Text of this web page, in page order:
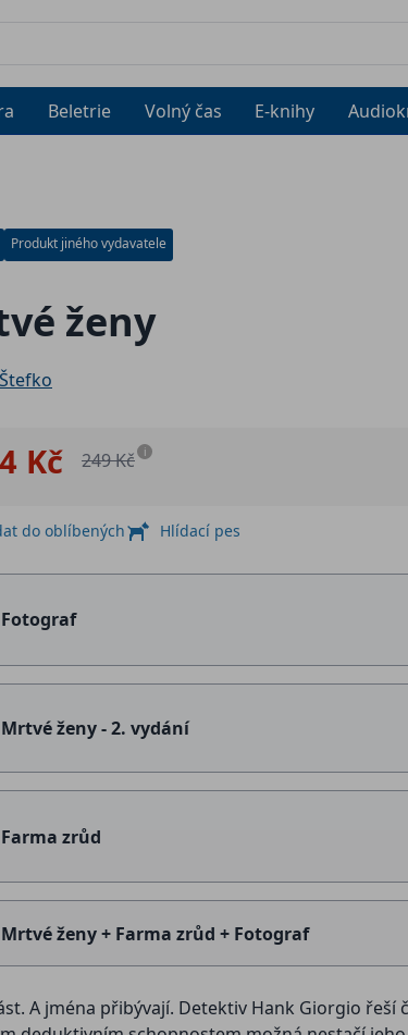
Beletrie Volný čas E-knihy
Produkt jiného vydavatele
ženy
Kč 249 Kč i
do oblíbených Hlídací pes
Fotograf
Mrtvé ženy - 2. vydání
Farma zrůd
Mrtvé ženy + Farma zrůd + Fotograf
A jména přibývají. Detektiv Hank Giorgio